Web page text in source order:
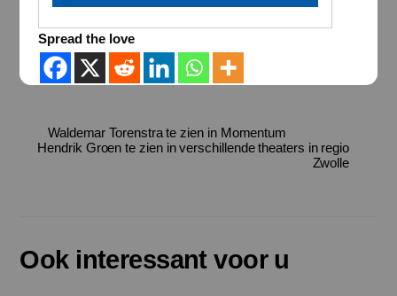
Spread the love
Waldemar Torenstra te zien in Momentum
Hendrik Groen te zien in verschillende theaters in regio
Zwolle
Ook interessant voor u